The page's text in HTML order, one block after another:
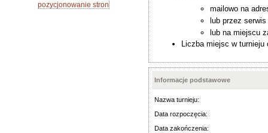
pozycjonowanie stron
mailowo na
lub przez
lub na miejscu
Liczba miejsc w turnieju
Informacje podstawowe
Nazwa turnieju:
Data rozpoczęcia:
Data zakończenia: